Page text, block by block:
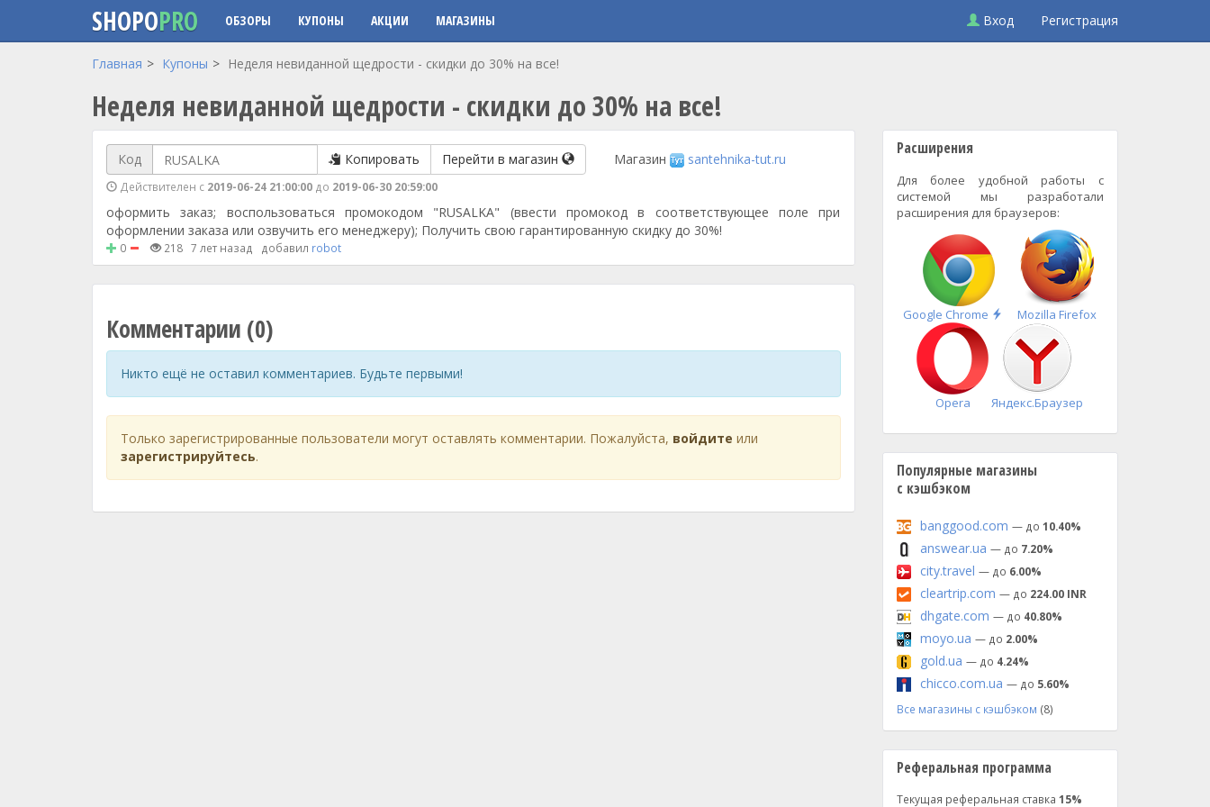
Перейти к основному содержанию
SHOPOPRO ОБЗОРЫ КУПОНЫ АКЦИИ МАГАЗИНЫ Вход Регистрация
Главная Купоны Неделя невиданной щедрости - скидки до 30% на все!
Неделя невиданной щедрости - скидки до 30% на все!
Код Копировать Перейти в магазин
Действителен с 2019-06-24 21:00:00 до 2019-06-30 20:59:00
Магазин santehnika-tut.ru
оформить заказ; воспользоваться промокодом "RUSALKA" (ввести промокод в соответствующее поле при
оформлении заказа или озвучить его менеджеру); Получить свою гарантированную скидку до 30%!
0 218 7 лет назад добавил robot
Комментарии (0)
Никто ещё не оставил комментариев. Будьте первыми!
Только зарегистрированные пользователи могут оставлять комментарии. Пожалуйста, войдите или
зарегистрируйтесь.
Расширения
Для более удобной работы с
системой мы разработали
расширения для браузеров:
Google Chrome
Быстрая
установка
Mozilla Firefox
Opera Яндекс.Браузер
Популярные магазины
с кэшбэком
banggood.com — до 10.40%
answear.ua — до 7.20%
city.travel — до 6.00%
cleartrip.com — до 224.00 INR
dhgate.com — до 40.80%
moyo.ua — до 2.00%
gold.ua — до 4.24%
chicco.com.ua — до 5.60%
Все магазины с кэшбэком (8)
Реферальная программа
Текущая реферальная ставка 15%